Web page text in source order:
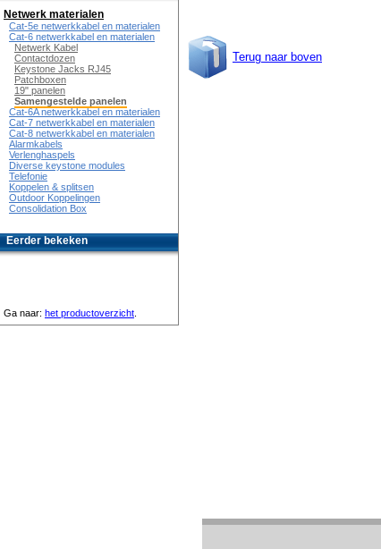
Terug naar boven
Netwerk materialen
Cat-5e netwerkkabel en materialen
Cat-6 netwerkkabel en materialen
Netwerk Kabel
Contactdozen
Keystone Jacks RJ45
Patchboxen
19" panelen
Samengestelde panelen
Cat-6A netwerkkabel en materialen
Cat-7 netwerkkabel en materialen
Cat-8 netwerkkabel en materialen
Alarmkabels
Verlenghaspels
Diverse keystone modules
Telefonie
Koppelen & splitsen
Outdoor Koppelingen
Consolidation Box
Eerder bekeken
Ga naar: het productoverzicht